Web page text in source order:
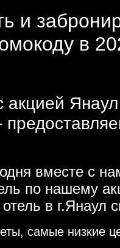
и
в
акцией
вместе с
по нашему
в
самые низкие